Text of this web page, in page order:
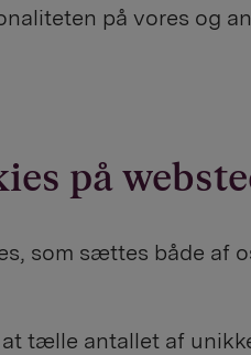
på vores og
på
som sættes både af
tælle antallet af